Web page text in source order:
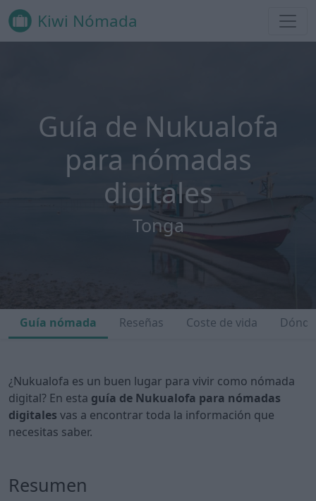
Kiwi Nómada
Guía de Nukualofa
para nómadas
digitales
Tonga
Guía nómada Reseñas Coste de vida
¿Nukualofa es un buen lugar para vivir como nómada
digital? En esta guía de Nukualofa para nómadas
digitales vas a encontrar toda la información que
necesitas saber.
Resumen